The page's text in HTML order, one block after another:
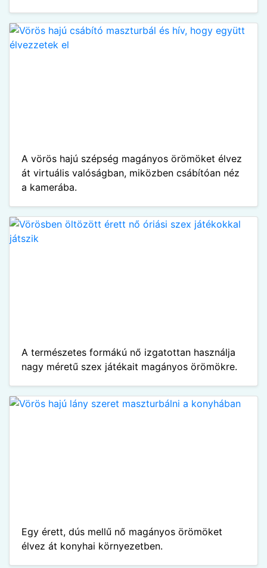
A vörös hajú szépség magányos örömöket élvez
át virtuális valóságban, miközben csábítóan néz
a kamerába.
A természetes formákú nő izgatottan használja
nagy méretű szex játékait magányos örömökre.
Egy érett, dús mellű nő magányos örömöket
élvez át konyhai környezetben.